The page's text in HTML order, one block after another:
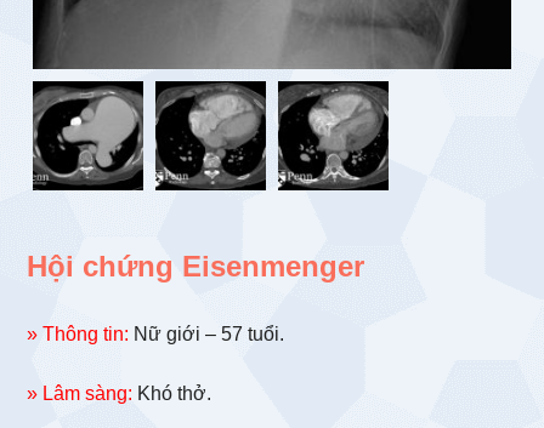
Hội chứng Eisenmenger
» Thông tin: Nữ giới – 57 tuổi.
» Lâm sàng: Khó thở.